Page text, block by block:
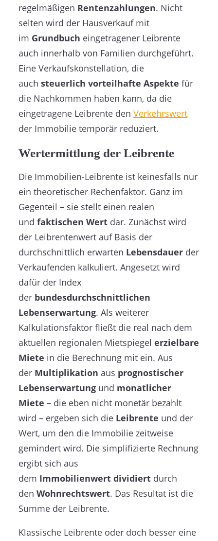
regelmäßigen Rentenzahlungen. Nicht
selten wird der Hausverkauf mit
im Grundbuch eingetragener Leibrente
auch innerhalb von Familien durchgeführt.
Eine Verkaufskonstellation, die
auch steuerlich vorteilhafte Aspekte für
die Nachkommen haben kann, da die
eingetragene Leibrente den Verkehrswert
der Immobilie temporär reduziert.
Wertermittlung der Leibrente
Die Immobilien-Leibrente ist keinesfalls nur
ein theoretischer Rechenfaktor. Ganz im
Gegenteil – sie stellt einen realen
und faktischen Wert dar. Zunächst wird
der Leibrentenwert auf Basis der
durchschnittlich erwarten Lebensdauer der
Verkaufenden kalkuliert. Angesetzt wird
dafür der Index
der bundesdurchschnittlichen
Lebenserwartung. Als weiterer
Kalkulationsfaktor fließt die real nach dem
aktuellen regionalen Mietspiegel erzielbare
Miete in die Berechnung mit ein. Aus
der Multiplikation aus prognostischer
Lebenserwartung und monatlicher
Miete – die eben nicht monetär bezahlt
wird – ergeben sich die Leibrente und der
Wert, um den die Immobilie zeitweise
gemindert wird. Die simplifizierte Rechnung
ergibt sich aus
dem Immobilienwert dividiert durch
den Wohnrechtswert. Das Resultat ist die
Summe der Leibrente.
Klassische Leibrente oder doch besser eine